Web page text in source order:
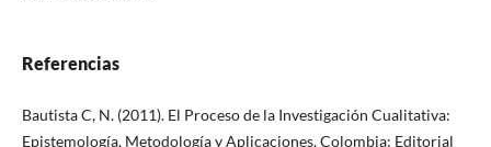
Referencias
Bautista C, N. (2011). El Proceso de la Investigación Cualitativa:
Epistemología, Metodología y Aplicaciones. Colombia: Editorial